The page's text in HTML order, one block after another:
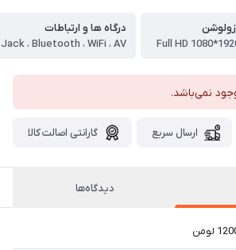
Full HD
درگاه ها و ارتباطات
نمی‌باشد.
ارسال سریع گارانتی اصالت کالا
دیدگاه‌ها
لومن